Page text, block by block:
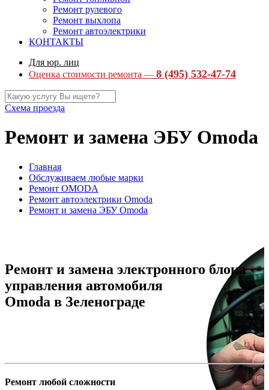
Ремонт рулевого
Ремонт выхлопа
Ремонт автоэлектрики
КОНТАКТЫ
Для юр. лиц
Оценка стоимости ремонта — 8 (495) 532-47-74
Схема проезда
Ремонт и замена ЭБУ Omoda
Главная
Обслуживаем любые марки
Ремонт OMODA
Ремонт автоэлектрики Omoda
Ремонт и замена ЭБУ Omoda
Ремонт и замена электронного блока
управления автомобиля
Omoda в Зеленограде
Ремонт любой сложности